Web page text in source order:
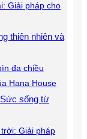
Giải pháp cho
thiên nhiên và
đa chiều
Hana House
sống từ
Giải pháp